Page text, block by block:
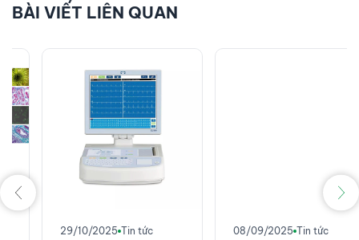
BÀI VIẾT LIÊN QUAN
29/10/2025 Tin tức 08/09/2025 Tin tức